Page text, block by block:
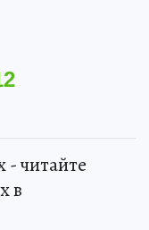
читайте
в